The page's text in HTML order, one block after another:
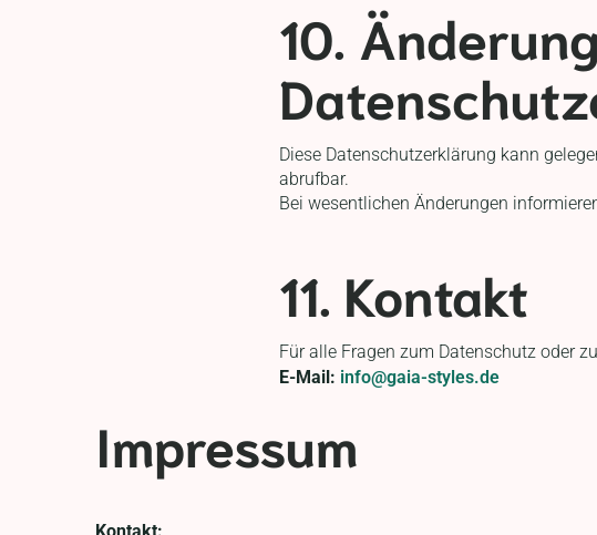
10.
Diese Datenschutzerklärung kann
abrufbar.
Bei wesentlichen Änderungen
11. Kontakt
Für alle Fragen zum Datenschutz oder
E-Mail: info@gaia-styles.de
Impressum